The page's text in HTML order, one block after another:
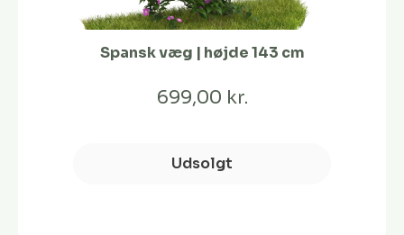
Spansk væg | højde 143 cm
699,00 kr.
Udsolgt